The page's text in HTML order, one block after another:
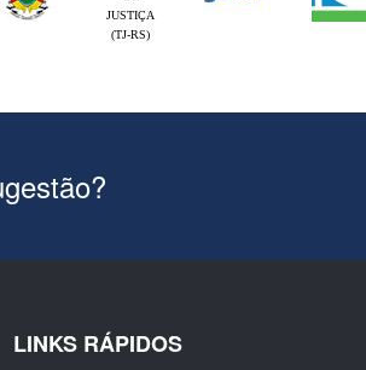
JUSTIÇA
(TJ-RS)
LINKS RÁPIDOS